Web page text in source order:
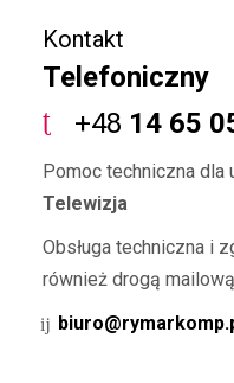
Kontakt
Telefoniczny
+48 14 65
Pomoc techniczna dla
Telewizja
Obsługa techniczna i
również drogą